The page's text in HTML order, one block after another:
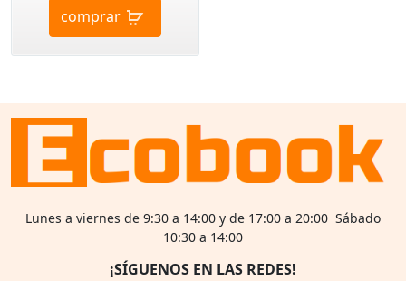
comprar
Lunes a viernes de 9:30 a 14:00 y de 17:00 a 20:00 Sábado
10:30 a 14:00
¡SÍGUENOS EN LAS REDES!